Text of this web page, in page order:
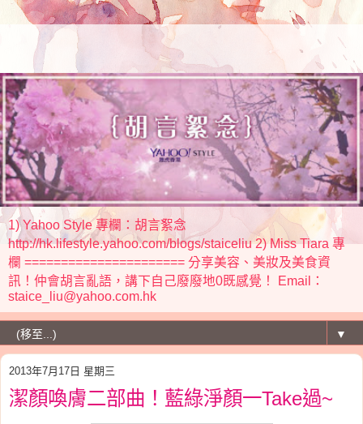
1) Yahoo Style 專欄：胡言絮念
http://hk.lifestyle.yahoo.com/blogs/staiceliu 2) Miss Tiara 專
欄 ====================== 分享美容、美妝及美食資
訊！仲會胡言亂語，講下自己廢廢地0既感覺！ Email：
staice_liu@yahoo.com.hk
▼
2013年7月17日 星期三
潔顏喚膚二部曲！藍綠淨顏一Take過~